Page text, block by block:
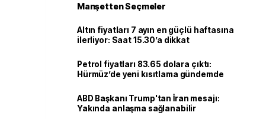
Manşetten Seçmeler
Altın fiyatları 7 ayın en güçlü haftasına
ilerliyor: Saat 15.30’a dikkat
Petrol fiyatları 83.65 dolara çıktı:
Hürmüz’de yeni kısıtlama gündemde
ABD Başkanı Trump'tan İran mesajı:
Yakında anlaşma sağlanabilir